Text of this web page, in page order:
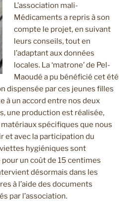
L’association mali-
Médicaments a repris à son
compte le projet, en suivant
leurs conseils, tout en
l’adaptant aux données
locales. La ‘matrone’ de Pel-
Maoudé a pu bénéficié cet été
dispensée par ces jeunes filles
à un accord entre nos deux
une production est réalisée,
spécifiques que nous
et avec la participation du
hygiéniques sont
un coût de 15 centimes
désormais dans les
à l’aide des documents
par l’association.